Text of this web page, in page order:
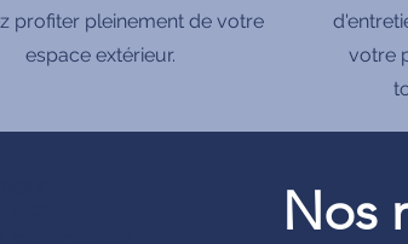
profiter pleinement de votre
espace extérieur.
votre
Nos